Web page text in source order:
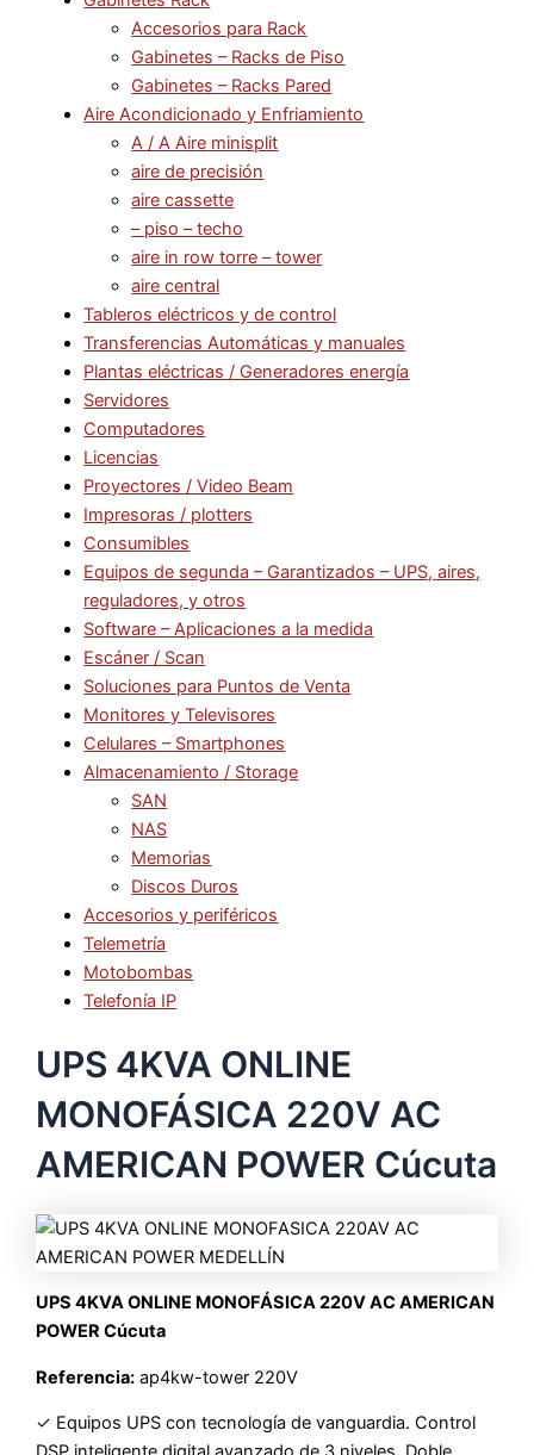
Accesorios para Rack
Gabinetes – Racks de Piso
Gabinetes – Racks Pared
Aire Acondicionado y Enfriamiento
A / A Aire minisplit
aire de precisión
aire cassette
– piso – techo
aire in row torre – tower
aire central
Tableros eléctricos y de control
Transferencias Automáticas y manuales
Plantas eléctricas / Generadores energía
Servidores
Computadores
Licencias
Proyectores / Video Beam
Impresoras / plotters
Consumibles
Equipos de segunda – Garantizados – UPS, aires,
reguladores, y otros
Software – Aplicaciones a la medida
Escáner / Scan
Soluciones para Puntos de Venta
Monitores y Televisores
Celulares – Smartphones
Almacenamiento / Storage
SAN
NAS
Memorias
Discos Duros
Accesorios y periféricos
Telemetría
Motobombas
Telefonía IP
UPS 4KVA ONLINE
MONOFÁSICA 220V AC
AMERICAN POWER Cúcuta
UPS 4KVA ONLINE MONOFÁSICA 220V AC AMERICAN
POWER Cúcuta
Referencia: ap4kw-tower 220V
✓ Equipos UPS con tecnología de vanguardia. Control